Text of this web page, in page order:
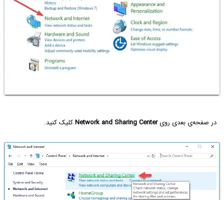
در صفحه‌ی بعدی رویNetwork and Sharing Centerکلیک کنید.